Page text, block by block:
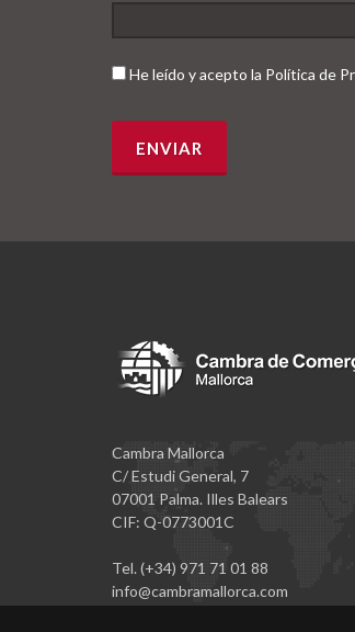
He leído y acepto la Política de
Cambra Mallorca
C/ Estudi General, 7
07001 Palma. Illes Balears
CIF: Q-0773001C
Tel. (+34) 971 71 01 88
info@cambramallorca.com